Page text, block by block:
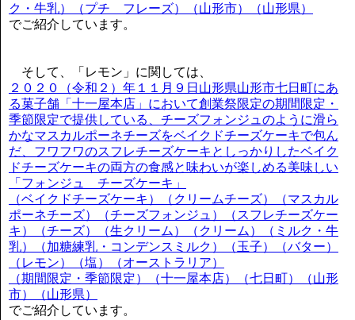
ク・牛乳）（プチ フレーズ）（山形市）（山形県）
でご紹介しています。
そして、「レモン」に関しては、
２０２０（令和２）年１１月９日山形県山形市七日町にあ
る菓子舗「十一屋本店」において創業祭限定の期間限定・
季節限定で提供している、チーズフォンジュのように滑ら
かなマスカルポーネチーズをベイクドチーズケーキで包ん
だ、フワフワのスフレチーズケーキとしっかりしたベイク
ドチーズケーキの両方の食感と味わいが楽しめる美味しい
「フォンジュ チーズケーキ」
（ベイクドチーズケーキ）（クリームチーズ）（マスカル
ポーネチーズ）（チーズフォンジュ）（スフレチーズケー
キ）（チーズ）（生クリーム）（クリーム）（ミルク・牛
乳）（加糖練乳・コンデンスミルク）（玉子）（バター）
（レモン）（塩）（オーストラリア）
（期間限定・季節限定）（十一屋本店）（七日町）（山形
市）（山形県）
でご紹介しています。